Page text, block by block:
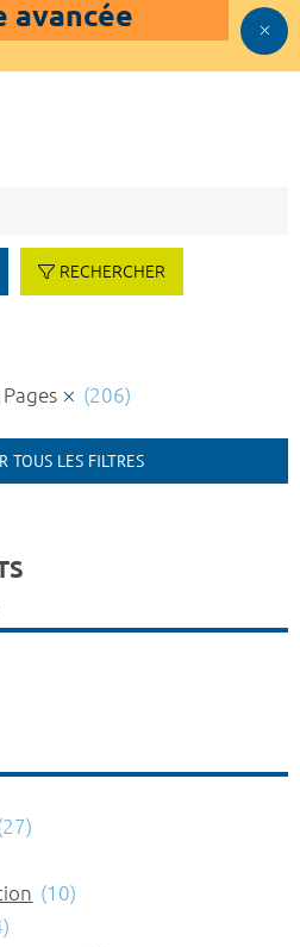
avancée
RECHERCHER
(206)
TOUS LES FILTRES
(10)